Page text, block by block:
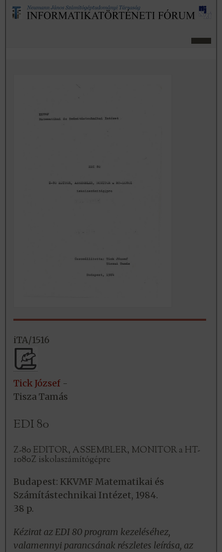
iTA/1516
Tick József -
Tisza Tamás
EDI 80
Z-80 EDITOR, ASSEMBLER, MONITOR a HT-
1080Z iskolaszámítógépre
Budapest: KKVMF Matematikai és
Számítástechnikai Intézet, 1984.
38 p.
Kézirat az EDI 80 program kezeléséhez,
valamennyi parancsának részletes leírása, az